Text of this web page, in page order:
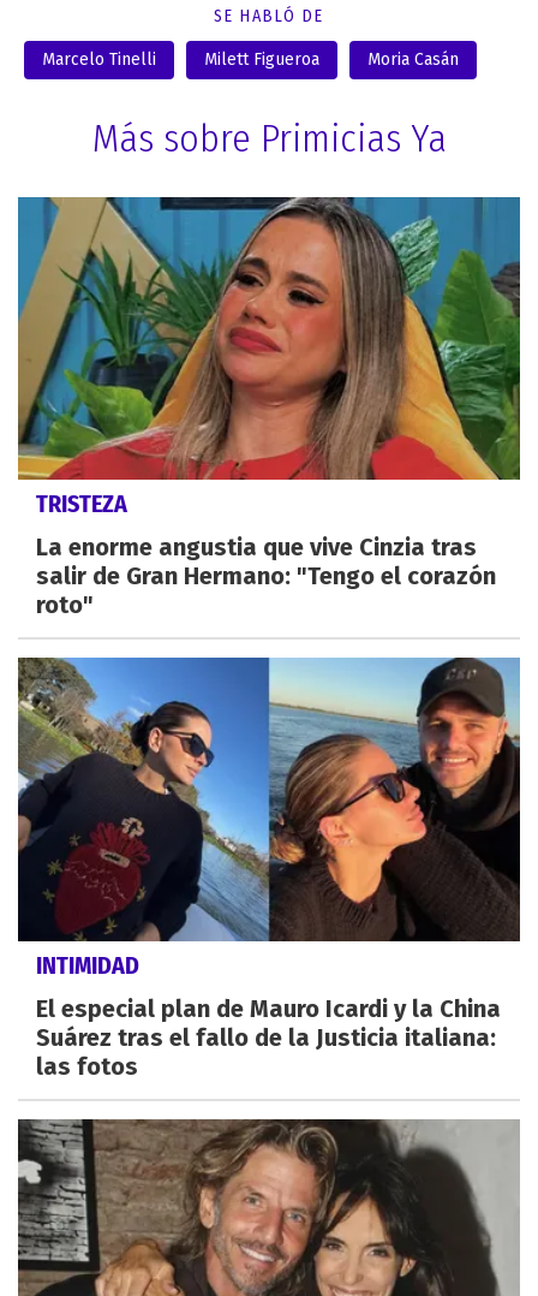
SE HABLÓ DE
Marcelo Tinelli Milett Figueroa Moria Casán
Más sobre Primicias Ya
TRISTEZA
La enorme angustia que vive Cinzia tras
salir de Gran Hermano: "Tengo el corazón
roto"
INTIMIDAD
El especial plan de Mauro Icardi y la China
Suárez tras el fallo de la Justicia italiana:
las fotos